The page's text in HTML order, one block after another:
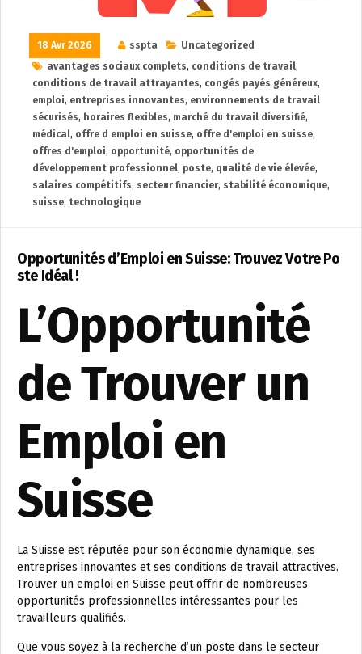
18 Avr 2026 sspta
Uncategorized
avantages sociaux complets, conditions de travail,
conditions de travail attrayantes, congés payés généreux,
emploi, entreprises innovantes, environnements de travail
sécurisés, horaires flexibles, marché du travail diversifié,
médical, offre d emploi en suisse, offre d'emploi en suisse,
offres d'emploi, opportunité, opportunités de
développement professionnel, poste, qualité de vie élevée,
salaires compétitifs, secteur financier, stabilité économique,
suisse, technologique
Opportunités d’Emploi en Suisse: Trouvez Votre Po
ste Idéal !
L’Opportunité
de Trouver un
Emploi en
Suisse
La Suisse est réputée pour son économie dynamique, ses
entreprises innovantes et ses conditions de travail attractives.
Trouver un emploi en Suisse peut offrir de nombreuses
opportunités professionnelles intéressantes pour les
travailleurs qualifiés.
Que vous soyez à la recherche d’un poste dans le secteur